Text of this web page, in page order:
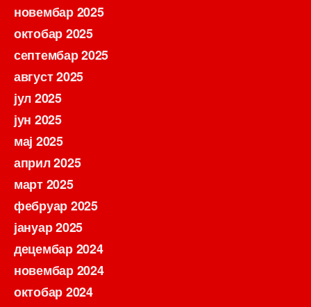
новембар 2025
октобар 2025
септембар 2025
август 2025
јул 2025
јун 2025
мај 2025
април 2025
март 2025
фебруар 2025
јануар 2025
децембар 2024
новембар 2024
октобар 2024